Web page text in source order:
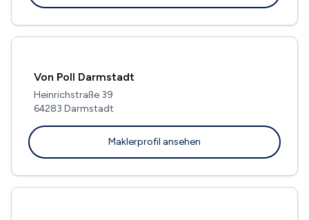
Von Poll Darmstadt
Heinrichstraße 39
64283 Darmstadt
Maklerprofil ansehen